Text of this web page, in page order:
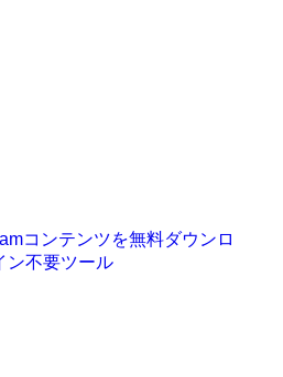
コンテンツを無料ダウンロ
ン不要ツール